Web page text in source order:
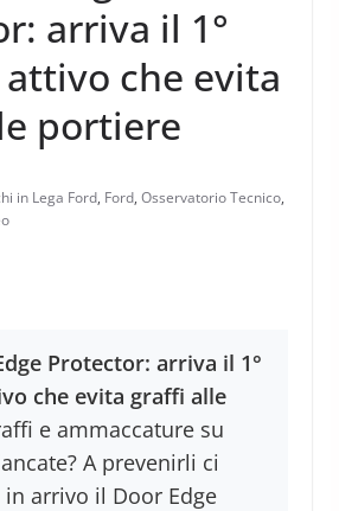
arriva il 1°
che evita
portiere
in Lega Ford, Ford, Osservatorio Tecnico,
Protector: arriva il 1°
che evita graffi alle
e ammaccature su
A prevenirli ci
in arrivo il Door Edge